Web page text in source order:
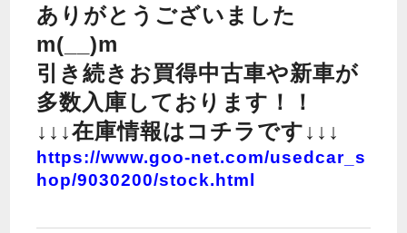
ありがとうございました
m(__)m
引き続きお買得中古車や新車が
多数入庫しております！！
↓↓↓在庫情報はコチラです↓↓↓
https://www.goo-net.com/usedcar_s
hop/9030200/stock.html